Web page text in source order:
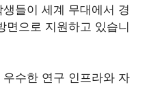
들이 세계 무대에서 경
면으로 지원하고 있습니
수한 연구 인프라와 자